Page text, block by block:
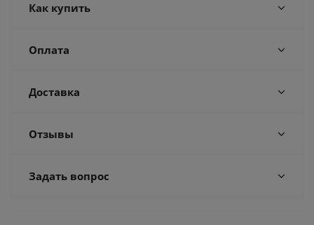
Как купить
Оплата
Доставка
Отзывы
Задать вопрос